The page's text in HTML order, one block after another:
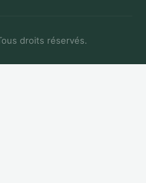
droits réservés.